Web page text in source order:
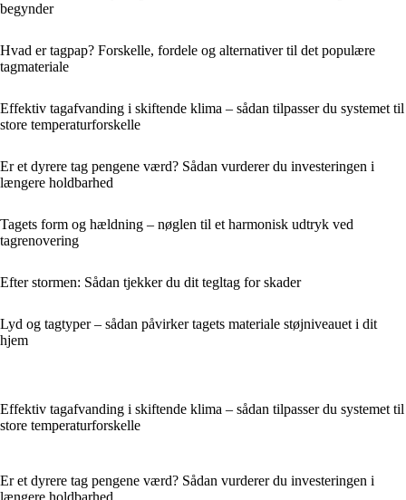
begynder
Hvad er tagpap? Forskelle, fordele og alternativer til det populære
tagmateriale
Effektiv tagafvanding i skiftende klima – sådan tilpasser du systemet til
store temperaturforskelle
Er et dyrere tag pengene værd? Sådan vurderer du investeringen i
længere holdbarhed
Tagets form og hældning – nøglen til et harmonisk udtryk ved
tagrenovering
Efter stormen: Sådan tjekker du dit tegltag for skader
Lyd og tagtyper – sådan påvirker tagets materiale støjniveauet i dit
hjem
Effektiv tagafvanding i skiftende klima – sådan tilpasser du systemet til
store temperaturforskelle
Er et dyrere tag pengene værd? Sådan vurderer du investeringen i
længere holdbarhed